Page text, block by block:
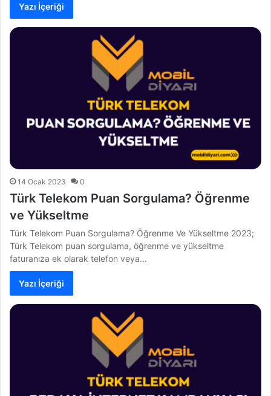
Yazı İçeriği
14 Ocak 2023 0
Türk Telekom Puan Sorgulama? Öğrenme
ve Yükseltme
Türk Telekom Puan Sorgulama? Öğrenme Ve Yükseltme 2023;
Türk Telekom puan sorgulama, öğrenme ve yükseltme
faturanıza ek olarak telefon veya…
Yazı İçeriği